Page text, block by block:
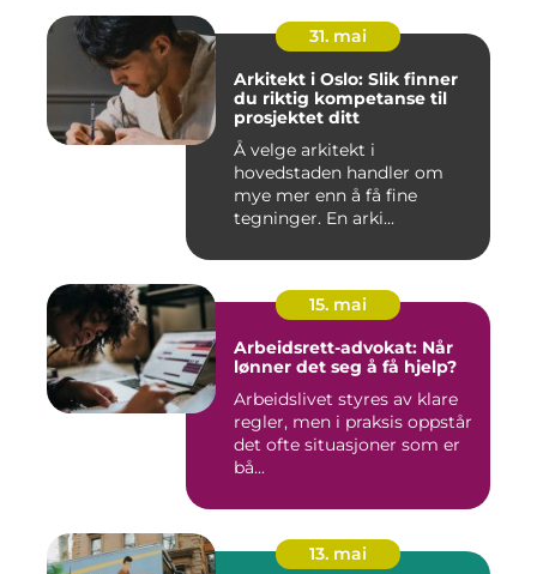
31. mai
Arkitekt i Oslo: Slik finner
du riktig kompetanse til
prosjektet ditt
Å velge arkitekt i
hovedstaden handler om
mye mer enn å få fine
tegninger. En arki...
15. mai
Arbeidsrett-advokat: Når
lønner det seg å få hjelp?
Arbeidslivet styres av klare
regler, men i praksis oppstår
det ofte situasjoner som er
bå...
13. mai